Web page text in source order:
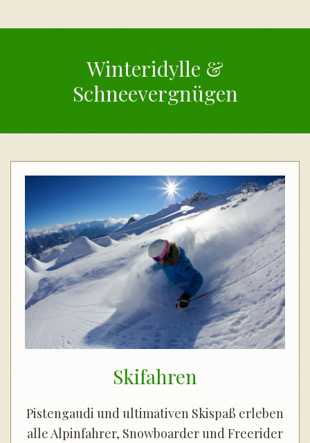
Winteridylle &
Schneevergnügen
Skifahren
Pistengaudi und ultimativen Skispaß erleben
alle Alpinfahrer, Snowboarder und Freerider